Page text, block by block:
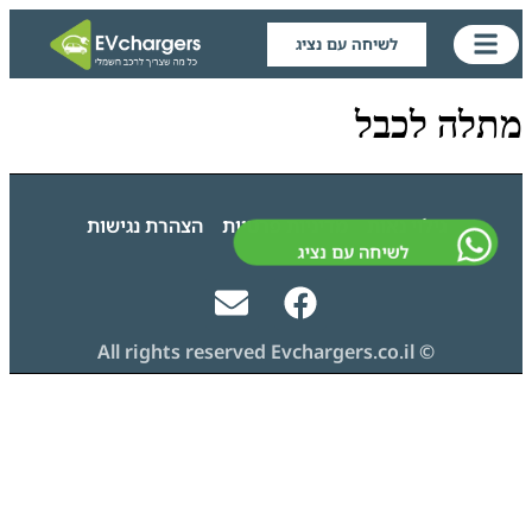
לשיחה עם נציג
מתלה לכבל
גילוי נאות מדיניות פרטיות הצהרת נגישות
© All rights reserved Evchargers.co.il
לשיחה עם נציג